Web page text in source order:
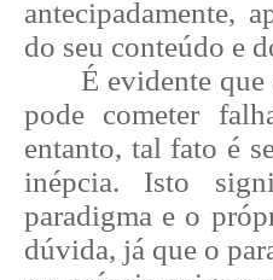
antecipadamente,
do seu conteúdo e
É evidente
pode cometer
entanto, tal fato é
inépcia. Isto
paradigma e o
dúvida, já que o